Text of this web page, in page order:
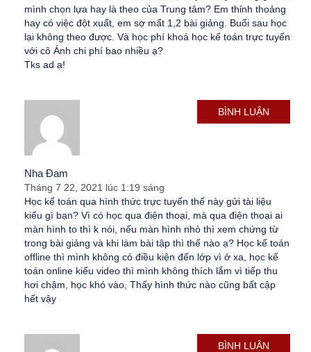
mình chọn lựa hay là theo của Trung tâm? Em thỉnh thoảng
hay có việc đột xuất, em sợ mất 1,2 bài giảng. Buổi sau học
lại không theo được. Và học phí khoá học kế toán trực tuyến
với cô Ánh chi phí bao nhiều ạ?
Tks ad ạ!
Nha Đam
Tháng 7 22, 2021 lúc 1:19 sáng
Học kế toán qua hình thức trực tuyến thế này gửi tài liệu
kiểu gì bạn? Vì có học qua điện thoại, mà qua điện thoại ai
màn hình to thì k nói, nếu màn hình nhỏ thì xem chứng từ
trong bài giảng và khi làm bài tập thì thế nào ạ? Học kế toán
offline thì mình không có điều kiện đến lớp vì ở xa, học kế
toán online kiểu video thì mình không thích lắm vì tiếp thu
hơi chậm, học khó vào, Thấy hình thức nào cũng bất cập
hết vậy
BÌNH LUẬN
BÌNH LUẬN